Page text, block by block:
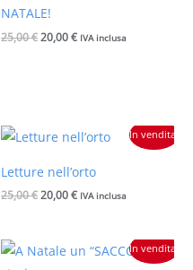
NATALE!
25,00€20,00€ IVA inclusa
In vendita!
Letture nell’orto
25,00€
Il
prezzo
era:
25,00 €.
20,00€
Il
prezzo
è:
20,00 €.
IVA inclusa
In vendita!
Il
prezzo
Il
prezzo